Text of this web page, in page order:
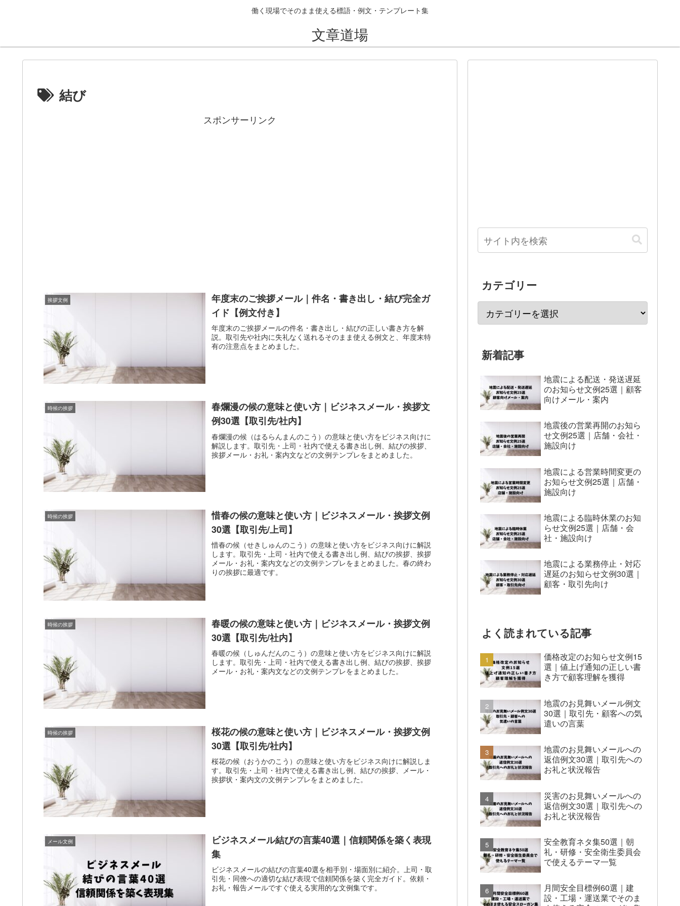
働く現場でそのまま使える標語・例文・テンプレート集
文章道場
結び
スポンサーリンク
挨拶文例
年度末のご挨拶メール｜件名・書き出し・結び完全ガ
イド【例文付き】
年度末のご挨拶メールの件名・書き出し・結びの正しい書き方を解
説。取引先や社内に失礼なく送れるそのまま使える例文と、年度末特
有の注意点をまとめました。
時候の挨拶
春爛漫の候の意味と使い方｜ビジネスメール・挨拶文
例30選【取引先/社内】
春爛漫の候（はるらんまんのこう）の意味と使い方をビジネス向けに
解説します。取引先・上司・社内で使える書き出し例、結びの挨拶、
挨拶メール・お礼・案内文などの文例テンプレをまとめました。
時候の挨拶
惜春の候の意味と使い方｜ビジネスメール・挨拶文例
30選【取引先/上司】
惜春の候（せきしゅんのこう）の意味と使い方をビジネス向けに解説
します。取引先・上司・社内で使える書き出し例、結びの挨拶、挨拶
メール・お礼・案内文などの文例テンプレをまとめました。春の終わ
りの挨拶に最適です。
時候の挨拶
春暖の候の意味と使い方｜ビジネスメール・挨拶文例
30選【取引先/社内】
春暖の候（しゅんだんのこう）の意味と使い方をビジネス向けに解説
します。取引先・上司・社内で使える書き出し例、結びの挨拶、挨拶
メール・お礼・案内文などの文例テンプレをまとめました。
時候の挨拶
桜花の候の意味と使い方｜ビジネスメール・挨拶文例
30選【取引先/社内】
桜花の候（おうかのこう）の意味と使い方をビジネス向けに解説しま
す。取引先・上司・社内で使える書き出し例、結びの挨拶、メール・
挨拶状・案内文の文例テンプレをまとめました。
メール文例
ビジネスメール結びの言葉40選｜信頼関係を築く表現
集
ビジネスメールの結びの言葉40選を相手別・場面別に紹介。上司・取
引先・同僚への適切な結び表現で信頼関係を築く完全ガイド。依頼・
お礼・報告メールですぐ使える実用的な文例集です。
カテゴリー
新着記事
地震による配送・発送遅延
のお知らせ文例25選｜顧客
向けメール・案内
地震後の営業再開のお知ら
せ文例25選｜店舗・会社・
施設向け
地震による営業時間変更の
お知らせ文例25選｜店舗・
施設向け
地震による臨時休業のお知
らせ文例25選｜店舗・会
社・施設向け
地震による業務停止・対応
遅延のお知らせ文例30選｜
顧客・取引先向け
よく読まれている記事
価格改定のお知らせ文例15
選｜値上げ通知の正しい書
き方で顧客理解を獲得
地震のお見舞いメール例文
30選｜取引先・顧客への気
遣いの言葉
地震のお見舞いメールへの
返信例文30選｜取引先への
お礼と状況報告
災害のお見舞いメールへの
返信例文30選｜取引先への
お礼と状況報告
安全教育ネタ集50選｜朝
礼・研修・安全衛生委員会
で使えるテーマ一覧
月間安全目標例60選｜建
設・工場・運送業でそのま